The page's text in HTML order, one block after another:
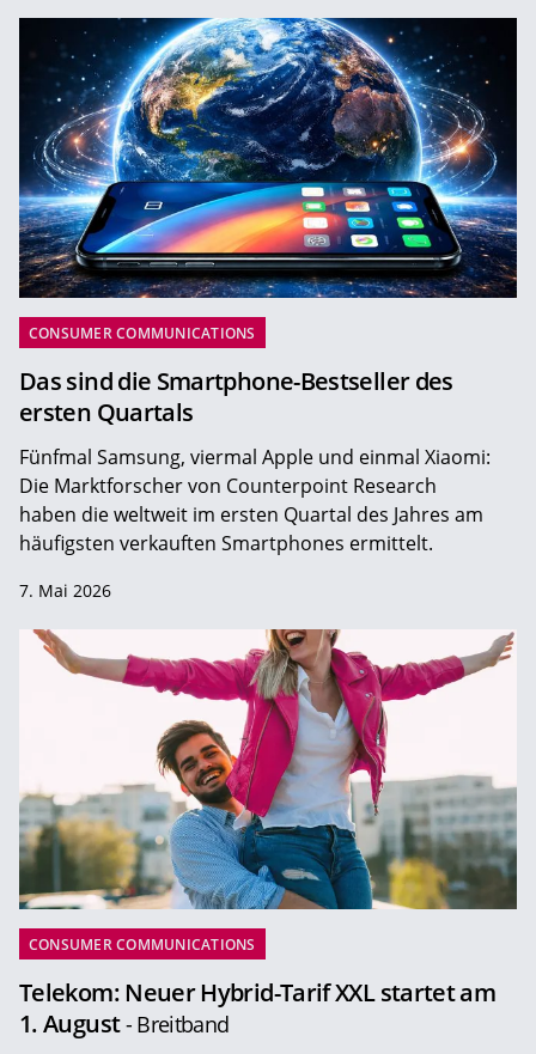
CONSUMER COMMUNICATIONS
Das sind die Smartphone-Bestseller des
ersten Quartals
Fünfmal Samsung, viermal Apple und einmal Xiaomi:
Die Marktforscher von Counterpoint Research
haben die weltweit im ersten Quartal des Jahres am
häufigsten verkauften Smartphones ermittelt.
7. Mai 2026
CONSUMER COMMUNICATIONS
Telekom: Neuer Hybrid-Tarif XXL startet am
1. August- Breitband